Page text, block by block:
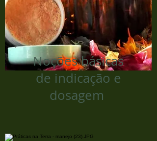
Noções básicas
de indicação e
dosagem